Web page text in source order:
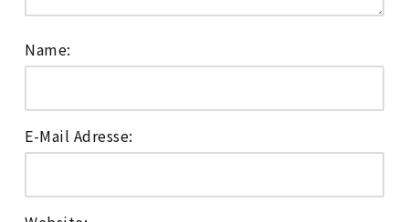
Name:
E-Mail Adresse: